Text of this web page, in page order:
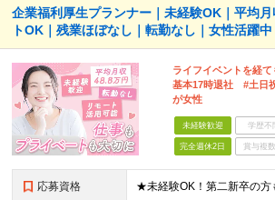
企業福利厚生プランナー｜未経験OK｜平均
トOK｜残業ほぼなし｜転勤なし｜女性活躍中
ライフイベントを経
基本17時退社 #土日
が女性
未経験歓迎 学歴不
完全週休2日 賞与複数
応募資格